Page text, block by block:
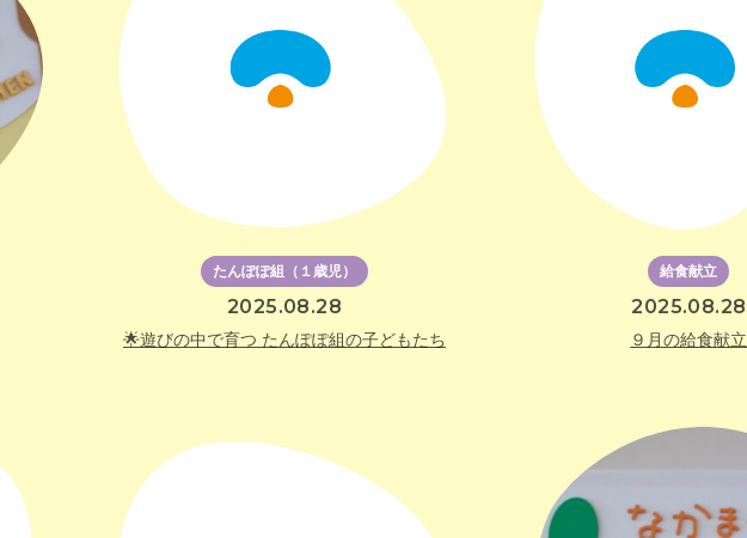
たんぽぽ組（１歳児）
2025.08.28
🌟遊びの中で育つ たんぽぽ組の子どもたち
給食献立
2025.08.28
９月の給食献立